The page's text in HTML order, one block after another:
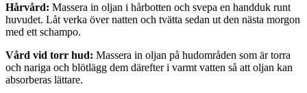
Hårvård: Massera in oljan i hårbotten och svepa en handduk runt
huvudet. Låt verka över natten och tvätta sedan ut den nästa morgon
med ett schampo.
Vård vid torr hud: Massera in oljan på hudområden som är torra
och nariga och blötlägg dem därefter i varmt vatten så att oljan kan
absorberas lättare.